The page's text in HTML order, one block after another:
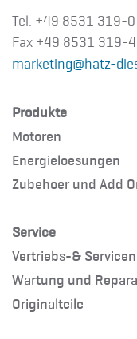
Tel. +49 8531 319-0
Fax +49 8531 319-
marketing@hatz-
Produkte
Motoren
Energieloesungen
Zubehoer und Add
Service
Vertriebs-&
Wartung und
Originalteile